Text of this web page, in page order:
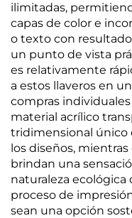
ilimitadas,
capas de color e
o texto con
un punto de vista
es relativamente
a estos llaveros en
compras
material acrílico
tridimensional único
los diseños,
brindan una
naturaleza ecológica
proceso de
sean una opción